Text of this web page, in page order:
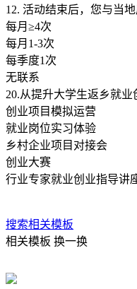
12. 活动结束后，您与当
每月≥4次
每月1-3次
每季度1次
无联系
20.从提升大学生返乡就
创业项目模拟运营
就业岗位实习体验
乡村企业项目对接会
创业大赛
行业专家就业创业指导讲
搜索相关模板
相关模板 换一换